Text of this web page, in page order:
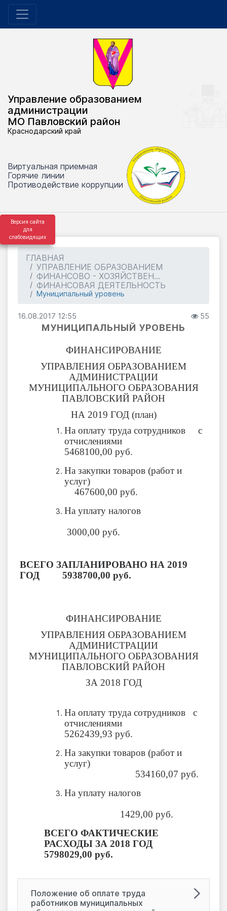
Версия сайта
для
слабовидящих
Управление образованием
администрации
МО Павловский район
Краснодарский край
Виртуальная приемная
Горячие линии
Противодействие коррупции
ГЛАВНАЯ
УПРАВЛЕНИЕ ОБРАЗОВАНИЕМ
ФИНАНСОВО - ХОЗЯЙСТВЕН...
ФИНАНСОВАЯ ДЕЯТЕЛЬНОСТЬ
Муниципальный уровень
16.08.2017 12:55 55
МУНИЦИПАЛЬНЫЙ УРОВЕНЬ
ФИНАНСИРОВАНИЕ
УПРАВЛЕНИЯ ОБРАЗОВАНИЕМ
АДМИНИСТРАЦИИ
МУНИЦИПАЛЬНОГО ОБРАЗОВАНИЯ
ПАВЛОВСКИЙ РАЙОН
НА 2019 ГОД (план)
На оплату труда сотрудников
с
отчислениями
5468100,00 руб.
На закупки товаров (работ и
услуг)
467600,00 руб.
На уплату налогов
3000,00 руб.
ВСЕГО ЗАПЛАНИРОВАНО НА 2019
ГОД 5938700,00 руб.
ФИНАНСИРОВАНИЕ
УПРАВЛЕНИЯ ОБРАЗОВАНИЕМ
АДМИНИСТРАЦИИ
МУНИЦИПАЛЬНОГО ОБРАЗОВАНИЯ
ПАВЛОВСКИЙ РАЙОН
ЗА 2018 ГОД
На оплату труда сотрудников с
5262439,93 руб.
На закупки товаров (работ и
услуг)
534160,07 руб.
На уплату налогов
1429,00 руб.
ВСЕГО ФАКТИЧЕСКИЕ
РАСХОДЫ ЗА 2018 ГОД
5798029,00 руб.
Положение об оплате труда
работников муниципальных